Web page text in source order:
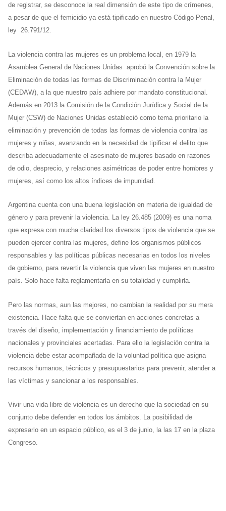
de registrar, se desconoce la real dimensión de este tipo de crímenes,
a pesar de que el femicidio ya está tipificado en nuestro Código Penal,
ley 26.791/12.
La violencia contra las mujeres es un problema local, en 1979 la
Asamblea General de Naciones Unidas aprobó la Convención sobre la
Eliminación de todas las formas de Discriminación contra la Mujer
(CEDAW), a la que nuestro país adhiere por mandato constitucional.
Además en 2013 la Comisión de la Condición Jurídica y Social de la
Mujer (CSW) de Naciones Unidas estableció como tema prioritario la
eliminación y prevención de todas las formas de violencia contra las
mujeres y niñas, avanzando en la necesidad de tipificar el delito que
describa adecuadamente el asesinato de mujeres basado en razones
de odio, desprecio, y relaciones asimétricas de poder entre hombres y
mujeres, así como los altos índices de impunidad.
Argentina cuenta con una buena legislación en materia de igualdad de
género y para prevenir la violencia. La ley 26.485 (2009) es una noma
que expresa con mucha claridad los diversos tipos de violencia que se
pueden ejercer contra las mujeres, define los organismos públicos
responsables y las políticas públicas necesarias en todos los niveles
de gobierno, para revertir la violencia que viven las mujeres en nuestro
país. Solo hace falta reglamentarla en su totalidad y cumplirla.
Pero las normas, aun las mejores, no cambian la realidad por su mera
existencia. Hace falta que se conviertan en acciones concretas a
través del diseño, implementación y financiamiento de políticas
nacionales y provinciales acertadas. Para ello la legislación contra la
violencia debe estar acompañada de la voluntad política que asigna
recursos humanos, técnicos y presupuestarios para prevenir, atender a
las víctimas y sancionar a los responsables.
Vivir una vida libre de violencia es un derecho que la sociedad en su
conjunto debe defender en todos los ámbitos. La posibilidad de
expresarlo en un espacio público, es el 3 de junio, la las 17 en la plaza
Congreso.